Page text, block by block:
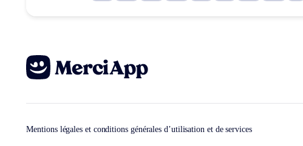
Mentions légales et conditions générales d’utilisation et de services